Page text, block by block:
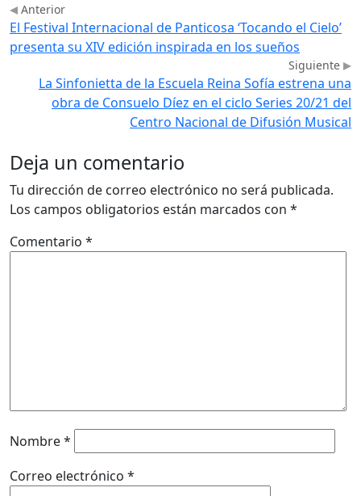
Anterior
El Festival Internacional de Panticosa ‘Tocando el Cielo’
presenta su XIV edición inspirada en los sueños
Siguiente
La Sinfonietta de la Escuela Reina Sofía estrena una
obra de Consuelo Díez en el ciclo Series 20/21 del
Centro Nacional de Difusión Musical
Deja un comentario
Tu dirección de correo electrónico no será publicada.
Los campos obligatorios están marcados con *
Comentario *
Nombre*
Correo electrónico *